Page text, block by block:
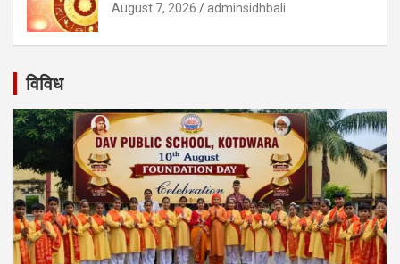
August 7, 2026 adminsidhbali
विविध